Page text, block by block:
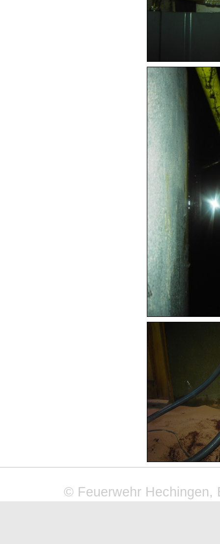
© Feuerwehr Hechingen,